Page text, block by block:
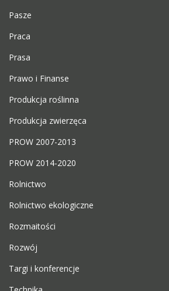
Pasze
Praca
Prasa
Prawo i Finanse
Produkcja roślinna
Produkcja zwierzęca
PROW 2007-2013
PROW 2014-2020
Rolnictwo
Rolnictwo ekologiczne
Rozmaitości
Rozwój
Targi i konferencje